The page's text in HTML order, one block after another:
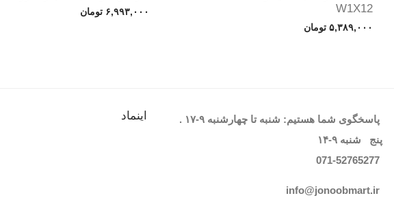
W1X12
۵,۳۸۹,۰۰۰ تومان
۶,۹۹۳,۰۰۰ تومان
پاسخگوی شما هستیم: شنبه تا چهارشنبه۹-۱۷
.
پنج شنبه۹-۱۴
071-52765277
info@jonoobmart.ir
اینماد